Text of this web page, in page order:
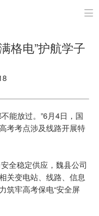
经济
能源

格电”护航学子
能放过。”6月4日，国
考考点涉及线路开展特
全稳定供应，魏县公司
关变电站、线路、信息
筑牢高考保电“安全屏